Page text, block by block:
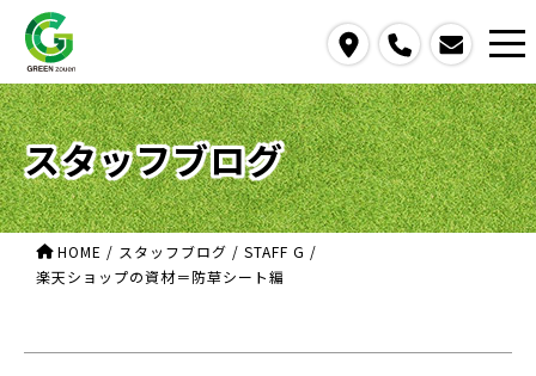
contact us
スタッフブログ
HOME / スタッフブログ / STAFF G /
楽天ショップの資材＝防草シート編